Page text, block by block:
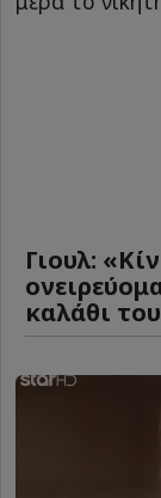
Γιουλ:
καλάθι